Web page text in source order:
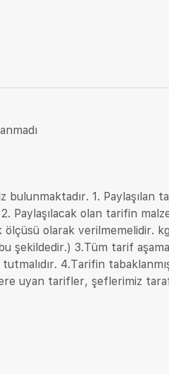
1. Paylaşılan
Paylaşılacak olan tarifin
ölçüsü olarak verilmemelidir.
şekildedir.) 3.Tüm tarif
4.Tarifin
uyan tarifler, şeflerimiz